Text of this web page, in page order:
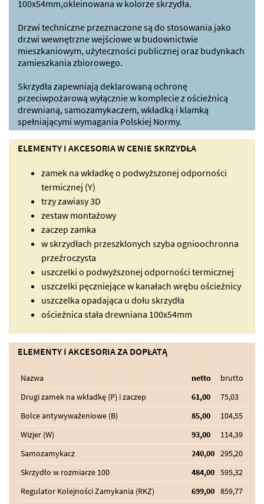
100x54mm,okleinowana w kolorze skrzydła.
Drzwi techniczne przeznaczone są do stosowania jako
drzwi wewnętrzne wejściowe w budownictwie
mieszkaniowym, użyteczności publicznej oraz budynkach
zamieszkania zbiorowego.
Skrzydła zapewniają deklarowaną ochronę
przeciwpożarową wyłącznie w komplecie z ościeżnicą
drewnianą, samozamykaczem, wkładką i klamką
spełniającymi wymagania Polskiej Normy.
ELEMENTY I AKCESORIA W CENIE SKRZYDŁA
zamek na wkładkę o podwyższonej odporności
termicznej (Y)
trzy zawiasy 3D
zestaw montażowy
zaczep zamka
w skrzydłach przeszklonych szyba ognioochronna
przeźroczysta
uszczelki o podwyższonej odporności termicznej
uszczelki pęczniejące w kanałach wrębu ościeżnicy
uszczelka opadająca u dołu skrzydła
ościeżnica stała drewniana 100x54mm
ELEMENTY I AKCESORIA ZA DOPŁATĄ
Nazwa netto
brutto
Drugi zamek na wkładkę (P) i zaczep
61,00
75,03
Bolce antywyważeniowe (B)
85,00
104,55
Wizjer (W)
93,00
114,39
Samozamykacz
240,00 295,20
Skrzydło w rozmiarze 100
484,00 595,32
Regulator Kolejności Zamykania (RKZ)
699,00 859,77